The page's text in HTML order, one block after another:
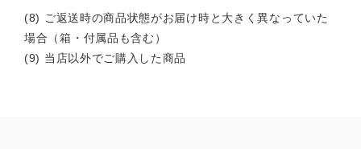
(8) ご返送時の商品状態がお届け時と大きく異なっていた
場合（箱・付属品も含む）
(9) 当店以外でご購入した商品